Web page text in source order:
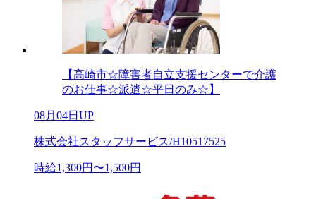
【高崎市☆障害者自立支援センターで介護
のお仕事☆派遣☆平日のみ☆】
08月04日UP
株式会社スタッフサービス/H10517525
時給1,300円〜1,500円